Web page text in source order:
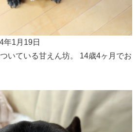
年1月19日
いている甘えん坊。 14歳4ヶ月でお